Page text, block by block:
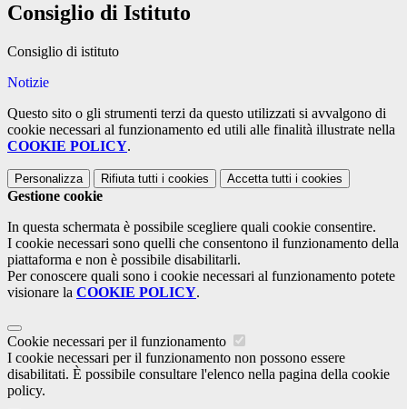
Consiglio di Istituto
Consiglio di istituto
Notizie
Questo sito o gli strumenti terzi da questo utilizzati si avvalgono di
cookie necessari al funzionamento ed utili alle finalità illustrate nella
COOKIE POLICY.
Personalizza Rifiuta tutti i cookies Accetta tutti i cookies
Gestione cookie
In questa schermata è possibile scegliere quali cookie consentire.
I cookie necessari sono quelli che consentono il funzionamento della
piattaforma e non è possibile disabilitarli.
Per conoscere quali sono i cookie necessari al funzionamento potete
visionare la COOKIE POLICY.
Cookie necessari per il funzionamento
I cookie necessari per il funzionamento non possono essere
disabilitati. È possibile consultare l'elenco nella pagina della cookie
policy.